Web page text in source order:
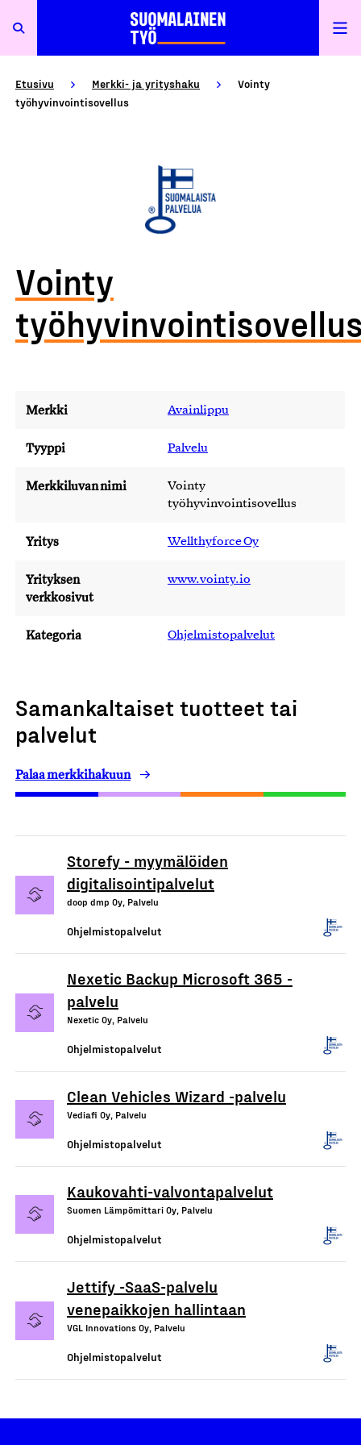
Etusivu Merkki- ja yrityshaku
Vointy
työhyvinvointisovellus
Vointy
Merkki Avainlippu
Tyyppi Palvelu
Merkkiluvan nimi
Vointy
työhyvinvointisovellus
Yritys Wellthyforce Oy
Yrityksen
verkkosivut
www.vointy.io
Kategoria Ohjelmistopalvelut
Samankaltaiset tuotteet tai
palvelut
Palaa merkkihakuun
Storefy - myymälöiden
digitalisointipalvelut
doop dmp Oy, Palvelu
Ohjelmistopalvelut
Nexetic Backup Microsoft 365 -
palvelu
Nexetic Oy, Palvelu
Ohjelmistopalvelut
Clean Vehicles Wizard -palvelu
Vediafi Oy, Palvelu
Ohjelmistopalvelut
Kaukovahti-valvontapalvelut
Suomen Lämpömittari Oy, Palvelu
Ohjelmistopalvelut
Jettify -SaaS-palvelu
venepaikkojen hallintaan
VGL Innovations Oy, Palvelu
Ohjelmistopalvelut